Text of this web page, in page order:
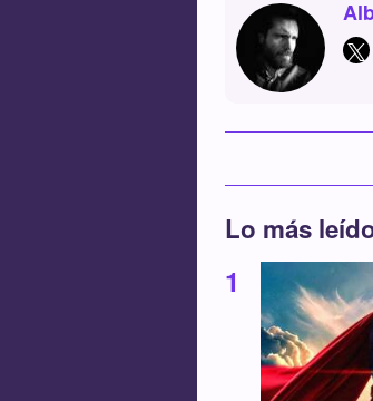
Lo más